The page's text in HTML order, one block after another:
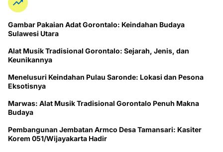
Gambar Pakaian Adat Gorontalo: Keindahan Budaya
Sulawesi Utara
Alat Musik Tradisional Gorontalo: Sejarah, Jenis, dan
Keunikannya
Menelusuri Keindahan Pulau Saronde: Lokasi dan Pesona
Eksotisnya
Marwas: Alat Musik Tradisional Gorontalo Penuh Makna
Budaya
Pembangunan Jembatan Armco Desa Tamansari: Kasiter
Korem 051/Wijayakarta Hadir